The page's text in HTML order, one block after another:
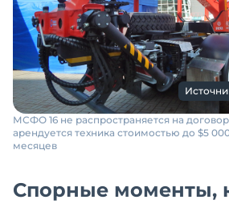
МСФО 16 не распространяется на
арендуется техника стоимостью до $5
месяцев
Спорные моменты,